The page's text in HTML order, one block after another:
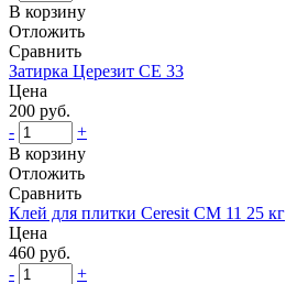
В корзину
Отложить
Сравнить
Затирка Церезит CE 33
Цена
200 руб.
-
+
В корзину
Отложить
Сравнить
Клей для плитки Ceresit СМ 11 25 кг
Цена
460 руб.
-
+